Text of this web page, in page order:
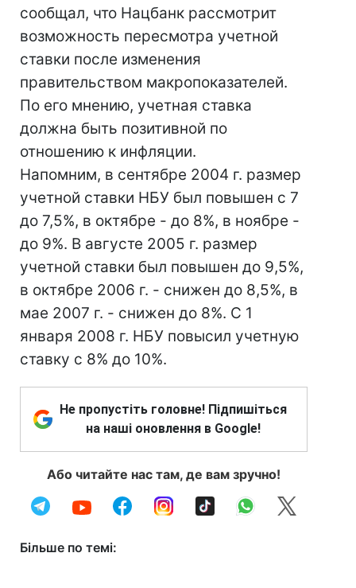
сообщал, что Нацбанк рассмотрит
возможность пересмотра учетной
ставки после изменения
правительством макропоказателей.
По его мнению, учетная ставка
должна быть позитивной по
отношению к инфляции.
Напомним, в сентябре 2004 г. размер
учетной ставки НБУ был повышен с 7
до 7,5%, в октябре - до 8%, в ноябре -
до 9%. В августе 2005 г. размер
учетной ставки был повышен до 9,5%,
в октябре 2006 г. - снижен до 8,5%, в
мае 2007 г. - снижен до 8%. С 1
января 2008 г. НБУ повысил учетную
ставку с 8% до 10%.
Не пропустіть головне! Підпишіться
на наші оновлення в Google!
Або читайте нас там, де вам зручно!
Більше по темі: